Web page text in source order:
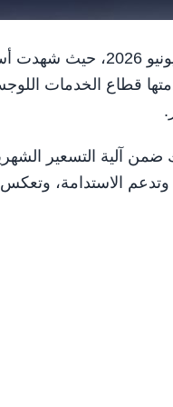
أبوظبي في 31 مايو / وام / اعتمدت لجنة متابعة أسعار الجازولين والديزل أسعار الوقود لشهر
قطاع الخدمات
ضمن آلية التسعير
وتدعم الاستدامة، وتعكس